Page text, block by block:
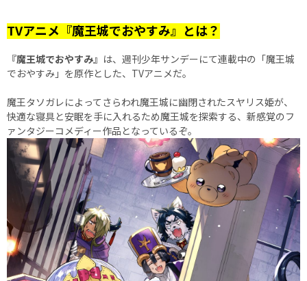
TVアニメ『魔王城でおやすみ』とは？
『魔王城でおやすみ』 は、週刊少年サンデーにて連載中の「魔王城
でおやすみ」を原作とした、TVアニメだ。
魔王タソガレによってさらわれ魔王城に幽閉されたスヤリス姫が、
快適な寝具と安眠を手に入れるため魔王城を探索する、新感覚のフ
ァンタジーコメディー作品となっているぞ。